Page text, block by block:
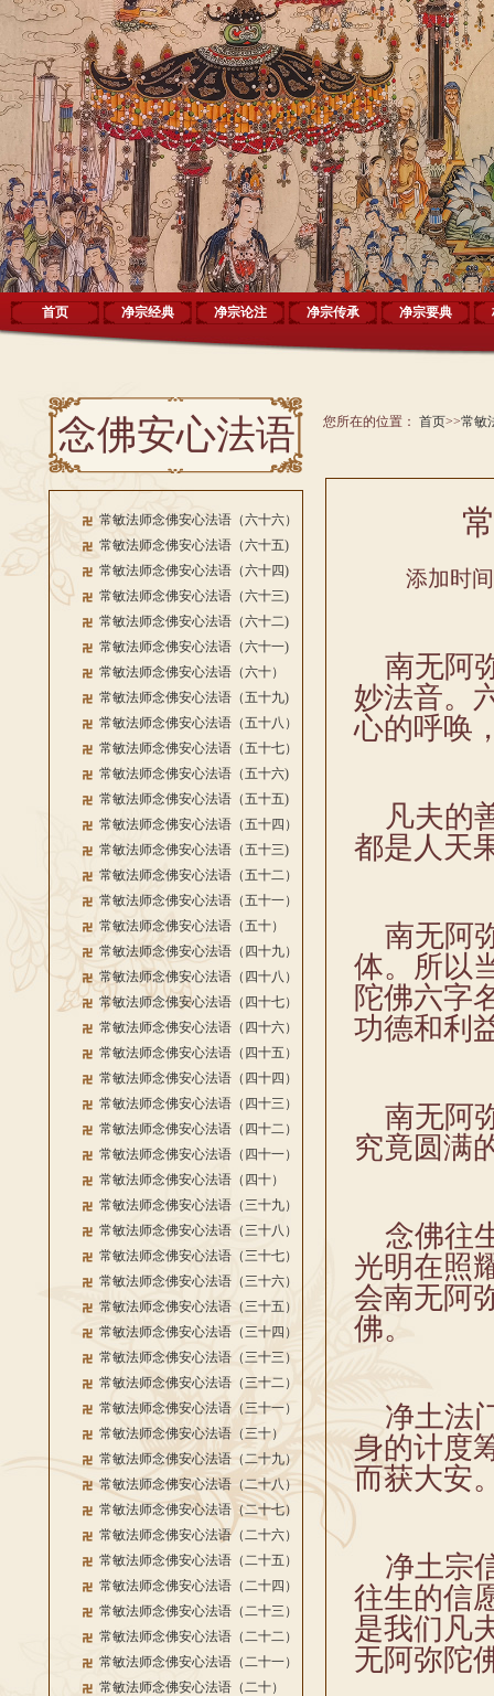
首页 净宗经典 净宗论注 净宗传承 净宗要典
念佛安心法语
常敏法师念佛安心法语（六十六）
常敏法师念佛安心法语（六十五)
常敏法师念佛安心法语（六十四)
常敏法师念佛安心法语（六十三)
常敏法师念佛安心法语（六十二)
常敏法师念佛安心法语（六十一)
常敏法师念佛安心法语（六十）
常敏法师念佛安心法语（五十九)
常敏法师念佛安心法语（五十八）
常敏法师念佛安心法语（五十七）
常敏法师念佛安心法语（五十六)
常敏法师念佛安心法语（五十五)
常敏法师念佛安心法语（五十四）
常敏法师念佛安心法语（五十三)
常敏法师念佛安心法语（五十二）
常敏法师念佛安心法语（五十一）
常敏法师念佛安心法语（五十）
常敏法师念佛安心法语（四十九）
常敏法师念佛安心法语（四十八）
常敏法师念佛安心法语（四十七）
常敏法师念佛安心法语（四十六）
常敏法师念佛安心法语（四十五）
常敏法师念佛安心法语（四十四）
常敏法师念佛安心法语（四十三）
常敏法师念佛安心法语（四十二）
常敏法师念佛安心法语（四十一）
常敏法师念佛安心法语（四十）
常敏法师念佛安心法语（三十九）
常敏法师念佛安心法语（三十八）
常敏法师念佛安心法语（三十七）
常敏法师念佛安心法语（三十六）
常敏法师念佛安心法语（三十五）
常敏法师念佛安心法语（三十四）
常敏法师念佛安心法语（三十三）
常敏法师念佛安心法语（三十二）
常敏法师念佛安心法语（三十一）
常敏法师念佛安心法语（三十）
常敏法师念佛安心法语（二十九）
常敏法师念佛安心法语（二十八）
常敏法师念佛安心法语（二十七）
常敏法师念佛安心法语（二十六）
常敏法师念佛安心法语（二十五）
常敏法师念佛安心法语（二十四）
常敏法师念佛安心法语（二十三）
常敏法师念佛安心法语（二十二）
常敏法师念佛安心法语（二十一）
常敏法师念佛安心法语（二十）
您所在的位置： 首页>>常敏
添加时
南无阿
妙法音。
心的呼唤
凡夫的
都是人天
南无阿
体。所以
陀佛六字
功德和利
南无阿
究竟圆满
念佛往
光明在照
会南无阿
佛。
净土法门
身的计度
而获大安
净土宗
往生的信
是我们凡
无阿弥陀